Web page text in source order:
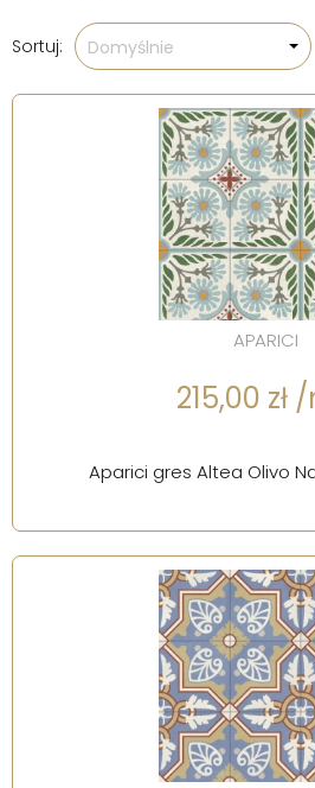
Sortuj: Domyślnie
APARICI
215,00 zł
Aparici gres Altea Olivo